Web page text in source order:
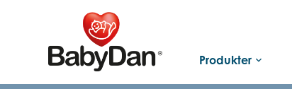
Produkter keyboard_arrow_down